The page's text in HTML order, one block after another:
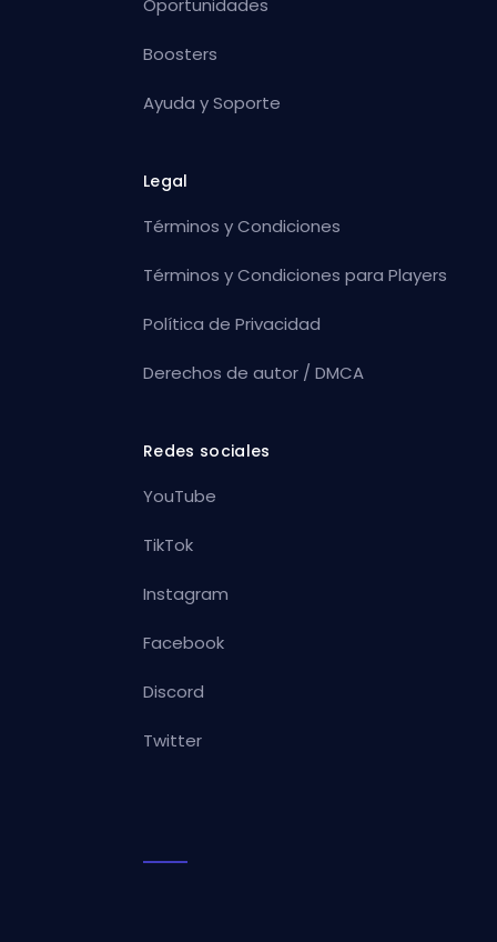
Boosters
Ayuda y Soporte
Legal
Términos y Condiciones
Términos y Condiciones para Players
Política de Privacidad
Derechos de autor / DMCA
Redes sociales
YouTube
TikTok
Instagram
Facebook
Discord
Twitter